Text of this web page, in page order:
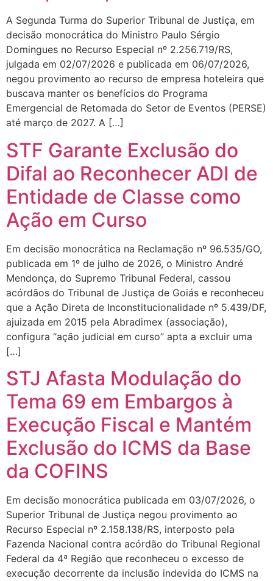
A Segunda Turma do Superior Tribunal de Justiça, em
decisão monocrática do Ministro Paulo Sérgio
Domingues no Recurso Especial nº 2.256.719/RS,
julgada em 02/07/2026 e publicada em 06/07/2026,
negou provimento ao recurso de empresa hoteleira que
buscava manter os benefícios do Programa
Emergencial de Retomada do Setor de Eventos (PERSE)
até março de 2027. A […]
STF Garante Exclusão do
Difal ao Reconhecer ADI de
Entidade de Classe como
Ação em Curso
Em decisão monocrática na Reclamação nº 96.535/GO,
publicada em 1º de julho de 2026, o Ministro André
Mendonça, do Supremo Tribunal Federal, cassou
acórdãos do Tribunal de Justiça de Goiás e reconheceu
que a Ação Direta de Inconstitucionalidade nº 5.439/DF,
ajuizada em 2015 pela Abradimex (associação),
configura “ação judicial em curso” apta a excluir uma
[…]
STJ Afasta Modulação do
Tema 69 em Embargos à
Execução Fiscal e Mantém
Exclusão do ICMS da Base
da COFINS
Em decisão monocrática publicada em 03/07/2026, o
Superior Tribunal de Justiça negou provimento ao
Recurso Especial nº 2.158.138/RS, interposto pela
Fazenda Nacional contra acórdão do Tribunal Regional
Federal da 4ª Região que reconheceu o excesso de
execução decorrente da inclusão indevida do ICMS na